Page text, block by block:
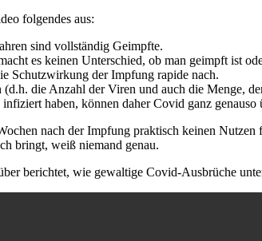
folgendes aus:
sind vollständig Geimpfte.
es keinen Unterschied, ob man geimpft ist
Schutzwirkung der Impfung rapide nach.
(d.h. die Anzahl der Viren und auch die Menge,
haben, können daher Covid ganz
nach der Impfung praktisch keinen
bringt, weiß niemand genau.
berichtet, wie gewaltige Covid-Ausbrüche